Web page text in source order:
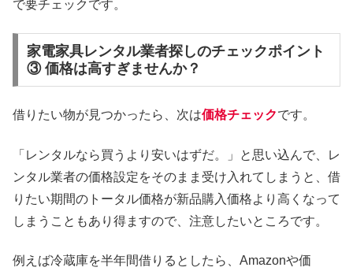
で要チェックです。
家電家具レンタル業者探しのチェックポイント
③ 価格は高すぎませんか？
借りたい物が見つかったら、次は価格チェックです。
「レンタルなら買うより安いはずだ。」と思い込んで、レ
ンタル業者の価格設定をそのまま受け入れてしまうと、借
りたい期間のトータル価格が新品購入価格より高くなって
しまうこともあり得ますので、注意したいところです。
例えば冷蔵庫を半年間借りるとしたら、Amazonや価